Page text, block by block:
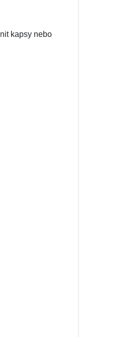
kapsy nebo